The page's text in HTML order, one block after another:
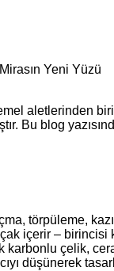
Yeni Yüzü
aletlerinden
Bu blog
törpüleme,
içerir –
karbonlu çelik,
düşünerek